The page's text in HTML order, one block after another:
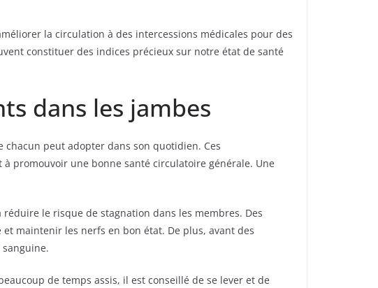
la circulation à des intercessions médicales pour des
constituer des indices précieux sur notre état de santé
dans les jambes
peut adopter dans son quotidien. Ces
promouvoir une bonne santé circulatoire générale. Une
le risque de stagnation dans les membres. Des
maintenir les nerfs en bon état. De plus, avant des
de temps assis, il est conseillé de se lever et de